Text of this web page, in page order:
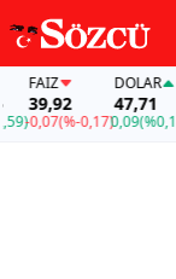
FAİZ
39,92
-0,07(%-0,17)
DOLAR
47,71
0,09